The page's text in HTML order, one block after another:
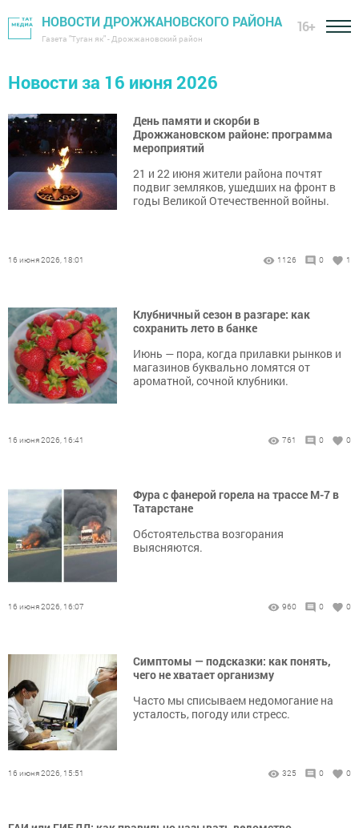
НОВОСТИ ДРОЖЖАНОВСКОГО РАЙОНА
Газета "Туган як" - Дрожжановский район
16+
Новости за 16 июня 2026
День памяти и скорби в
Дрожжановском районе: программа
мероприятий
21 и 22 июня жители района почтят
подвиг земляков, ушедших на фронт в
годы Великой Отечественной войны.
16 июня 2026, 18:01 1126 0 1
Клубничный сезон в разгаре: как
сохранить лето в банке
Июнь — пора, когда прилавки рынков и
магазинов буквально ломятся от
ароматной, сочной клубники.
16 июня 2026, 16:41 761 0 0
Фура с фанерой горела на трассе М-7 в
Татарстане
Обстоятельства возгорания
выясняются.
16 июня 2026, 16:07 960 0 0
Симптомы — подсказки: как понять,
чего не хватает организму
Часто мы списываем недомогание на
усталость, погоду или стресс.
16 июня 2026, 15:51 325 0 0